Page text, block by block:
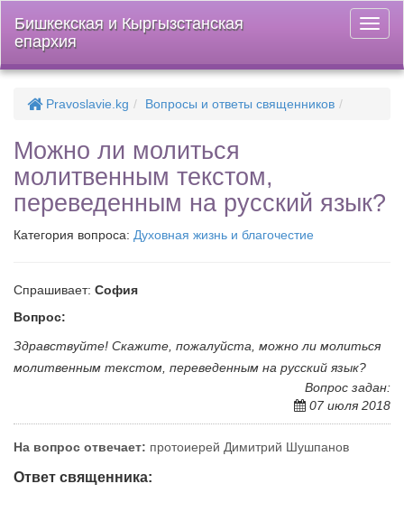
меню
Бишкекская и Кыргызстанская
епархия
Pravoslavie.kg Вопросы и ответы священников
Можно ли молиться
молитвенным текстом,
переведенным на русский язык?
Категория вопроса: Духовная жизнь и благочестие
Спрашивает: София
Вопрос:
Здравствуйте! Скажите, пожалуйста, можно ли молиться
молитвенным текстом, переведенным на русский язык?
Вопрос задан:
07 июля 2018
На вопрос отвечает: протоиерей Димитрий Шушпанов
Ответ священника: